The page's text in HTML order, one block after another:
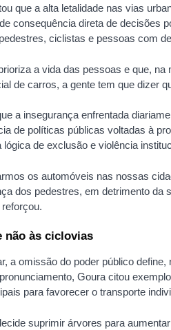
que a alta letalidade nas vias
consequência direta de decisões
ciclistas e pessoas com
a vida das pessoas e que,
de carros, a gente tem que dizer
a insegurança enfrentada
de políticas públicas voltadas à
de exclusão e violência
os automóveis nas nossas
dos pedestres, em detrimento
não às ciclovias
a omissão do poder público
Goura citou
para favorecer o transporte
suprimir árvores para